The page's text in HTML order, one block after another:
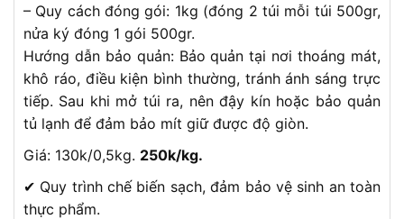
– Quy cách đóng gói: 1kg (đóng 2 túi mỗi túi 500gr,
nửa ký đóng 1 gói 500gr.
Hướng dẫn bảo quản: Bảo quản tại nơi thoáng mát,
khô ráo, điều kiện bình thường, tránh ánh sáng trực
tiếp. Sau khi mở túi ra, nên đậy kín hoặc bảo quản
tủ lạnh để đảm bảo mít giữ được độ giòn.
Giá: 130k/0,5kg. 250k/kg.
✔ Quy trình chế biến sạch, đảm bảo vệ sinh an toàn
thực phẩm.